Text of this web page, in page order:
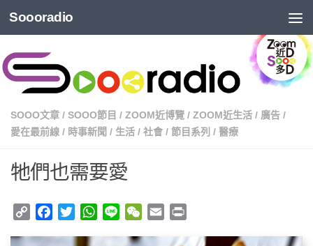
Soooradio
SOOO文章 / SOOO節目 / ZOOM近博覽 / ZOOM近生活 / 廣告 /
愛在最前線 / 時事新聞 / 生活 / 社會 / 節目系列 / 醫療
牠們也需要愛
Copy
Facebook
TwitterWhatsApp
Line WeChat
Email